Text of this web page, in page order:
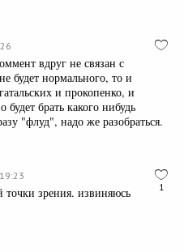
вдруг не связан с
будет нормального, то и
и прокопенко, и
брать какого нибудь
"флуд", надо же разобраться.
1
точки зрения. извиняюсь